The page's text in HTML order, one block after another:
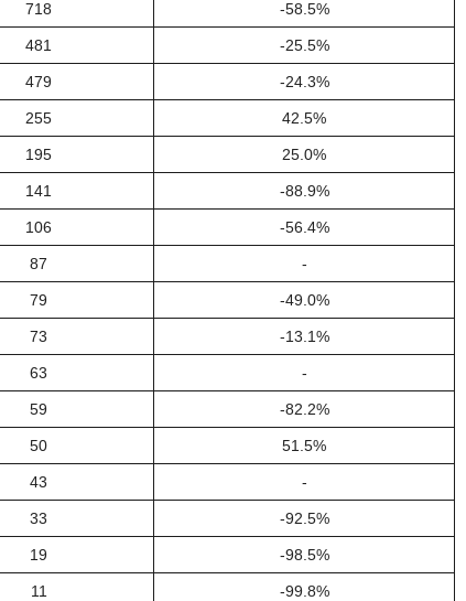
718 -58.5%
481 -25.5%
479 -24.3%
255 42.5%
195 25.0%
141 -88.9%
106 -56.4%
87 -
79 -49.0%
73 -13.1%
63 -
59 -82.2%
50 51.5%
43 -
33 -92.5%
19 -98.5%
11 -99.8%